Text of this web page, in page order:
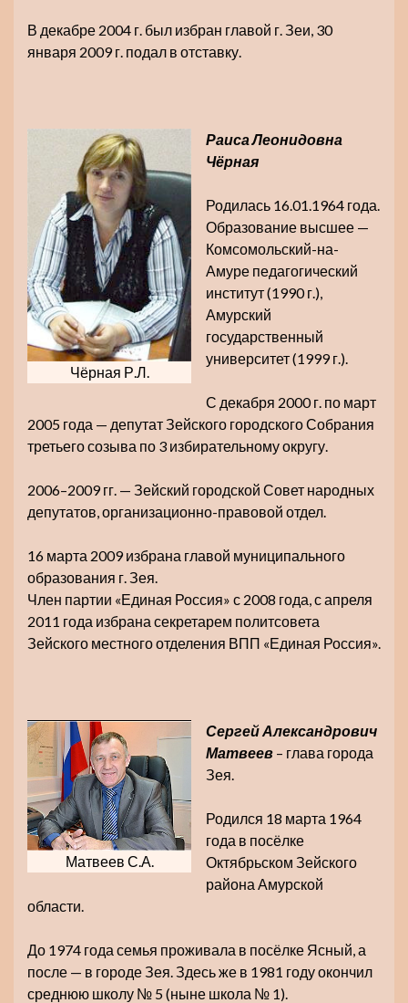
В декабре 2004 г. был избран главой г. Зеи, 30
января 2009 г. подал в отставку.
Чёрная Р.Л.
Раиса Леонидовна
Чёрная
Родилась 16.01.1964 года.
Образование высшее —
Комсомольский-на-
Амуре педагогический
институт (1990 г.),
Амурский
государственный
университет (1999 г.).
С декабря 2000 г. по март
2005 года — депутат Зейского городского Собрания
третьего созыва по 3 избирательному округу.
2006–2009 гг. — Зейский городской Совет народных
депутатов, организационно-правовой отдел.
16 марта 2009 избрана главой муниципального
образования г. Зея.
Член партии «Единая Россия» с 2008 года, с апреля
2011 года избрана секретарем политсовета
Зейского местного отделения ВПП «Единая Россия».
Матвеев С.А.
Сергей Александрович
Матвеев – глава города
Зея.
Родился 18 марта 1964
года в посёлке
Октябрьском Зейского
района Амурской
области.
До 1974 года семья проживала в посёлке Ясный, а
после — в городе Зея. Здесь же в 1981 году окончил
среднюю школу № 5 (ныне школа № 1).